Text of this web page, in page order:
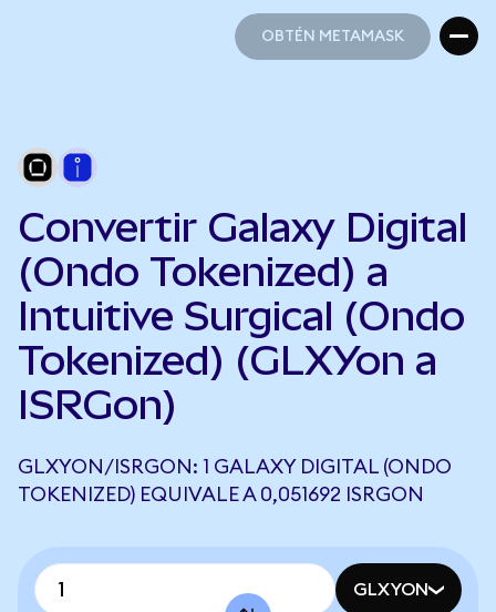
OBTÉN METAMASK
Convertir Galaxy Digital
(Ondo Tokenized) a
Intuitive Surgical (Ondo
Tokenized) (GLXYon a
ISRGon)
GLXYON/ISRGON: 1 GALAXY DIGITAL (ONDO
TOKENIZED) EQUIVALE A 0,051692 ISRGON
GLXYON